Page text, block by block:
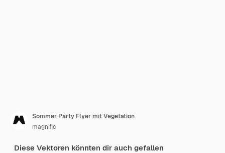
Sommer Party Flyer mit Vegetation
magnific
Diese Vektoren könnten dir auch gefallen